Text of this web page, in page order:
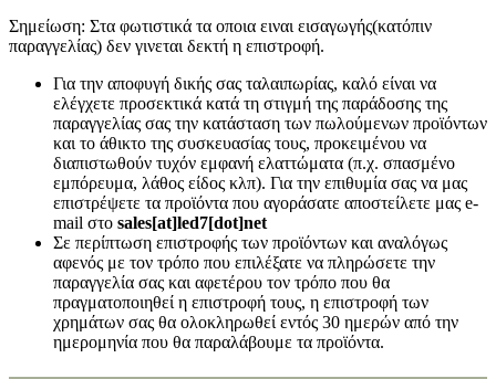
Σημείωση: Στα φωτιστικά τα οποια ειναι εισαγωγής(κατόπιν
παραγγελίας) δεν γινεται δεκτή η επιστροφή.
Για την αποφυγή δικής σας ταλαιπωρίας, καλό είναι να
ελέγχετε προσεκτικά κατά τη στιγμή της παράδοσης της
παραγγελίας σας την κατάσταση των πωλούμενων προϊόντων
και το άθικτο της συσκευασίας τους, προκειμένου να
διαπιστωθούν τυχόν εμφανή ελαττώματα (π.χ. σπασμένο
εμπόρευμα, λάθος είδος κλπ). Για την επιθυμία σας να μας
επιστρέψετε τα προϊόντα που αγοράσατε αποστείλετε μας e-
mail στο sales[at]led7[dot]net
Σε περίπτωση επιστροφής των προϊόντων και αναλόγως
αφενός με τον τρόπο που επιλέξατε να πληρώσετε την
παραγγελία σας και αφετέρου τον τρόπο που θα
πραγματοποιηθεί η επιστροφή τους, η επιστροφή των
χρημάτων σας θα ολοκληρωθεί εντός 30 ημερών από την
ημερομηνία που θα παραλάβουμε τα προϊόντα.